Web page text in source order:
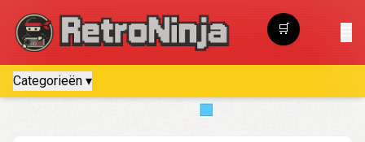
Categorieën ▾
🛒
Winkelwagen